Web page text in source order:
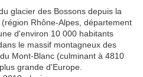
glacier des Bossons depuis la
Rhône-Alpes, département
d'environ 10 000 habitants
le massif montagneux des
Mont-Blanc (culminant à 4810
grande d'Europe.